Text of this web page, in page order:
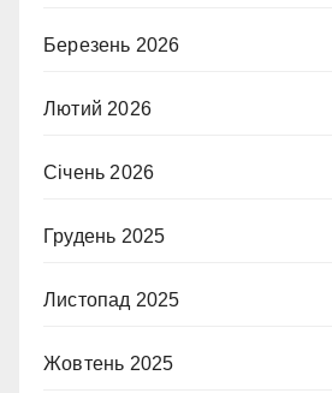
Березень 2026
Лютий 2026
Січень 2026
Грудень 2025
Листопад 2025
Жовтень 2025